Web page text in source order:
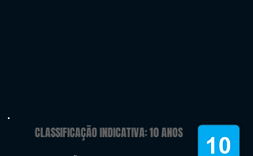
CLASSIFICAÇÃO INDICATIVA: 10 ANOS